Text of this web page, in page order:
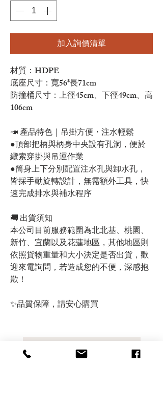
加入詢價清單
材質：HDPE
底座尺寸：寬56*長71cm
防撞桶尺寸：上徑45cm、下徑49cm、高
106cm
📣 產品特色｜吊掛方便・注水輕鬆
●頂部把柄與柄身中央設有孔洞，便於
纜索穿掛與吊運作業
●筒身上下分別配置注水孔與卸水孔，
皆採手動旋轉設計，無需額外工具，快
速完成排水與補水程序
🚚 出貨須知
本公司目前服務範圍為北北基、桃園、
新竹、宜蘭以及花蓮地區，其他地區則
依照貨物重量和大小決定是否出貨，歡
迎來電詢問，若造成您的不便，深感抱
歉！
✨品質保障，請安心購買